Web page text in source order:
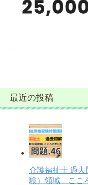
最近の投稿
介護福祉士 過
験）領域 ここ